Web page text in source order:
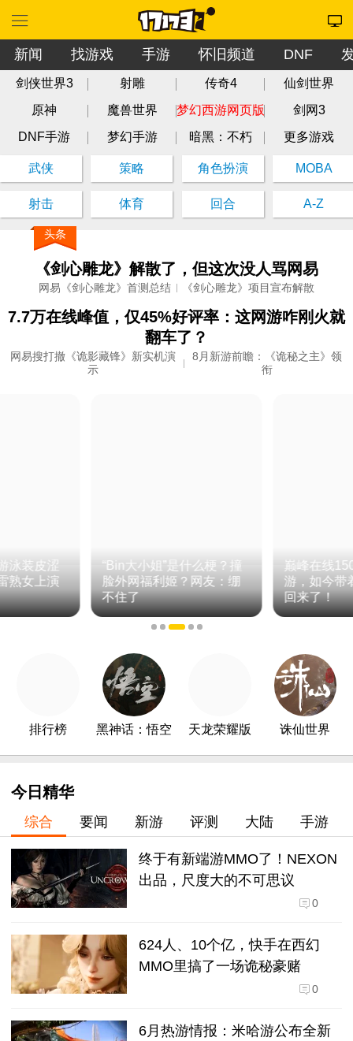
新闻 找游戏 手游 怀旧频道 DNF
剑侠世界3 射雕 传奇4
仙剑世界
原神
魔兽世界 梦幻西游网页版
剑网3
DNF手游
梦幻手游 暗黑：不朽 更多游戏
武侠 策略 角色扮演 MOBA
射击 体育 回合 A-Z
《剑心雕龙》解散了，但这次没人骂网易
网易《剑心雕龙》首测总结 《剑心雕龙》项目宣布解散
7.7万在线峰值，仅45%好评率：这网游咋刚火就
翻车了？
网易搜打撤《诡影藏锋》新实机演
示
8月新游前瞻：《诡秘之主》领
衔
头条
泳装皮涩
熟女上演
“Bin大小姐”是什么梗？撞
脸外网福利姬？网友：绷
不住了
巅峰在线
游，如今带
回来了！
排行榜 黑神话：悟空 天龙荣耀版 诛仙世界
今日精华
综合 要闻 新游 评测 大陆 手游
终于有新端游MMO了！NEXON
出品，尺度大的不可思议
0
624人、10个亿，快手在西幻
MMO里搞了一场诡秘豪赌
0
6月热游情报：米哈游公布全新